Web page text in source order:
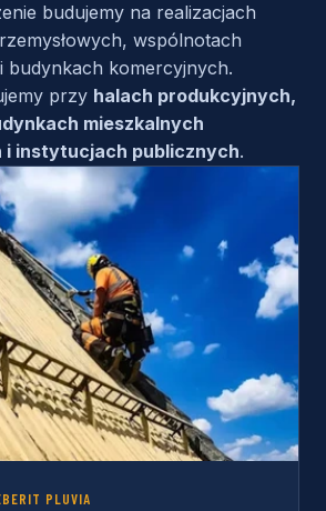
budujemy na realizacjach
wspólnotach
budynkach komercyjnych.
przy halach produkcyjnych,
mieszkalnych
i instytucjach publicznych.
PLUVIA